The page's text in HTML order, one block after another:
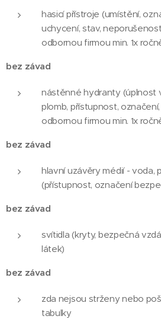
hasicí přístroje (umístění,
uchycení, stav,
odbornou firmou min. 1x
bez závad
nástěnné hydranty (úplnost
plomb, přístupnost,
odbornou firmou min. 1x
bez závad
hlavní uzávěry médií - voda,
(přístupnost, označení
bez závad
svítidla (kryty, bezpečná
látek)
bez závad
zda nejsou strženy nebo
tabulky